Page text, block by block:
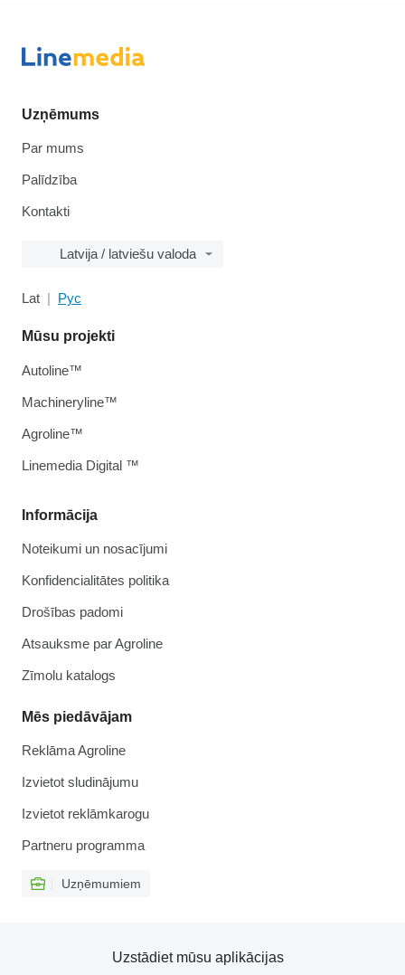
Uzņēmums
Par mums
Palīdzība
Kontakti
Latvija / latviešu valoda
Lat Рус
Informācija
Noteikumi un nosacījumi
Konfidencialitātes politika
Drošības padomi
Atsauksme par Agroline
Zīmolu katalogs
Mēs piedāvājam
Reklāma Agroline
Izvietot sludinājumu
Izvietot reklāmkarogu
Partneru programma
Uzņēmumiem
Mūsu projekti
Autoline™
Machineryline™
Agroline™
Linemedia Digital ™
Uzstādiet mūsu aplikācijas